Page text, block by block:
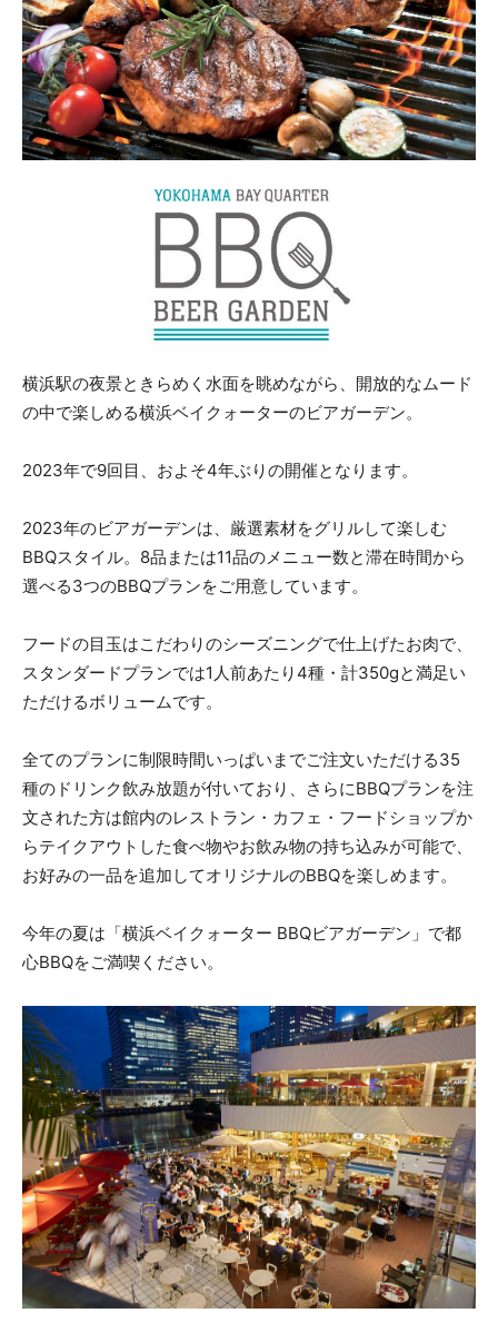
横浜駅の夜景ときらめく水面を眺めながら、開放的なムード
の中で楽しめる横浜ベイクォーターのビアガーデン。
2023年で9回目、およそ4年ぶりの開催となります。
2023年のビアガーデンは、厳選素材をグリルして楽しむ
BBQスタイル。8品または11品のメニュー数と滞在時間から
選べる3つのBBQプランをご用意しています。
フードの目玉はこだわりのシーズニングで仕上げたお肉で、
スタンダードプランでは1人前あたり4種・計350gと満足い
ただけるボリュームです。
全てのプランに制限時間いっぱいまでご注文いただける35
種のドリンク飲み放題が付いており、さらにBBQプランを注
文された方は館内のレストラン・カフェ・フードショップか
らテイクアウトした食べ物やお飲み物の持ち込みが可能で、
お好みの一品を追加してオリジナルのBBQを楽しめます。
今年の夏は「横浜ベイクォーター BBQビアガーデン」で都
心BBQをご満喫ください。